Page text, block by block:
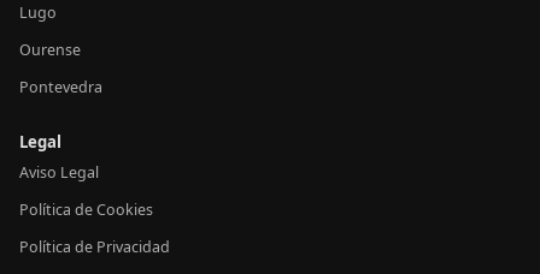
Lugo
Ourense
Pontevedra
Legal
Aviso Legal
Política de Cookies
Política de Privacidad